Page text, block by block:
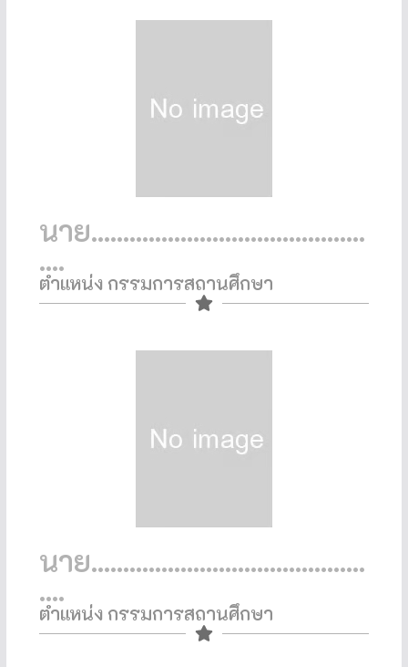
นาย...........................................
....
ตำแหน่ง กรรมการสถานศึกษา
นาย...........................................
....
ตำแหน่ง กรรมการสถานศึกษา​